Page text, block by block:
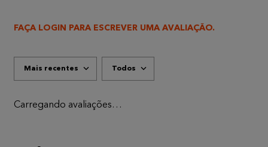
FAÇA LOGIN PARA ESCREVER UMA AVALIAÇÃO.
Mais recentes Todos
Carregando avaliações…